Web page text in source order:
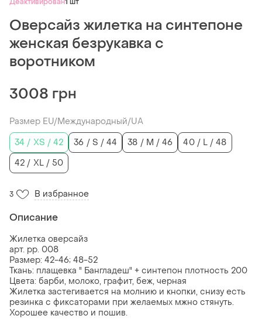
Оверсайз жилетка на синтепоне
женская безрукавка с
воротником
3008 грн
Размер EU/Международный/UA
34 / XS / 42
36 / S / 44 38 / M / 46
40 / L / 48
42 / XL / 50
3 В избранное
Описание
Жилетка оверсайз
арт. pp. 008
Размер: 42-46; 48-52
Ткань: плащевка " Бангладеш" + синтепон плотность 200
Цвета: барби, молоко, графит, беж, черная
Жилетка застегивается на молнию и кнопки, снизу есть
резинка с фиксаторами при желаемых мжно стянуть.
Хорошее качество и пошив.